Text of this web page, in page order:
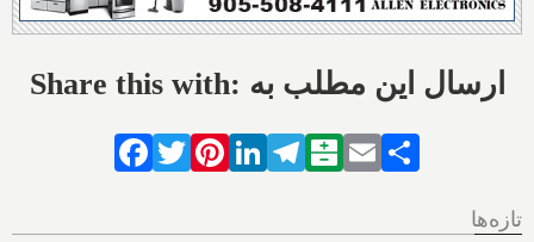
Share this with: ارسال این مطلب به
Facebook
TwitterPinterestLinkedIn
Telegram
Balatarin
Email
تازه‌ها